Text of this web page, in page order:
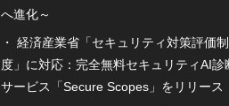
へ進化～
経済産業省「セキュリティ対策評価制
度」に対応：完全無料セキュリティAI診
サービス「Secure Scopes」をリリース